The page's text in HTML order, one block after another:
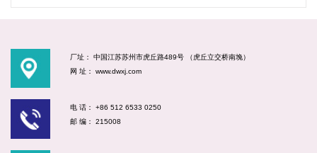
厂址： 中国江苏苏州市虎丘路489号 （虎丘立交桥南堍）
网 址： www.dwxj.com
电 话： +86 512 6533 0250
邮 编： 215008